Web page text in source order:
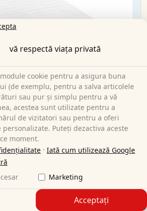
cm H3 + pernă CloudComfort
40x80 cm
vă respectă viața privată
cookie pentru a asigura buna
(de exemplu, pentru a salva articolele
sau pur și simplu pentru a vă
acestea sunt utilizate pentru a
de vizitatori sau pentru a oferi
Puteți dezactiva aceste
moment.
· Iată cum utilizează Google
Marketing
Acceptați